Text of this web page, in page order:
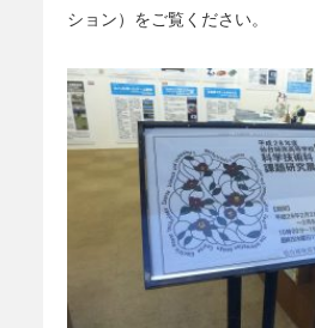
ション）をご覧ください。